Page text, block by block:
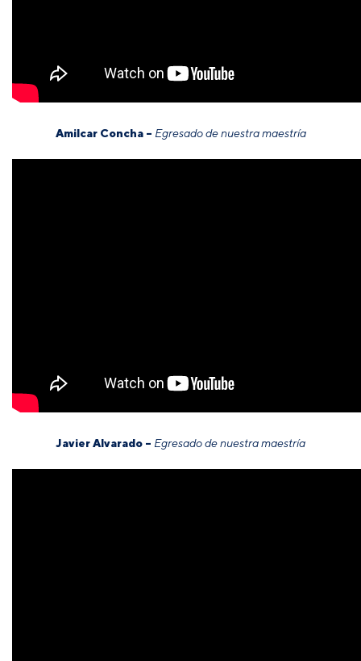
Amilcar Concha – Egresado de nuestra maestría
Javier Alvarado – Egresado de nuestra maestría